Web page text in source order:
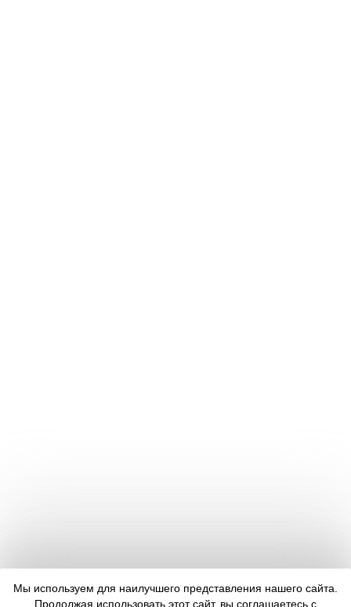
Мы используем для наилучшего представления нашего сайта.
Продолжая использовать этот сайт, вы соглашаетесь с